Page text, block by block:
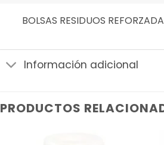
BOLSAS RESIDUOS
Información adicional
PRODUCTOS